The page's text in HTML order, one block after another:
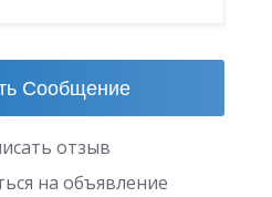
Сообщение
отзыв
на объявление